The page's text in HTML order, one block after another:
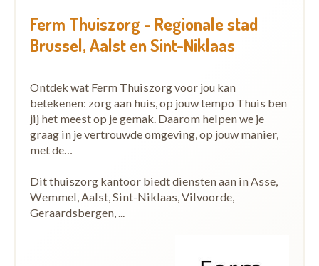
Ferm Thuiszorg - Regionale stad
Brussel, Aalst en Sint-Niklaas
Ontdek wat Ferm Thuiszorg voor jou kan
betekenen: zorg aan huis, op jouw tempo Thuis ben
jij het meest op je gemak. Daarom helpen we je
graag in je vertrouwde omgeving, op jouw manier,
met de…
Dit thuiszorg kantoor biedt diensten aan in Asse,
Wemmel, Aalst, Sint-Niklaas, Vilvoorde,
Geraardsbergen, ...